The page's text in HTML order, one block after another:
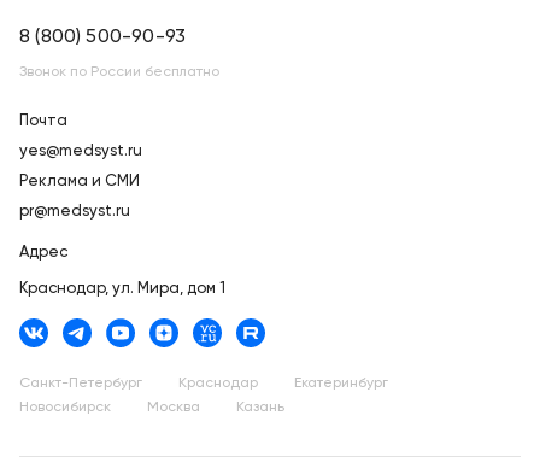
8 (800) 500-90-93
Звонок по России бесплатно
Почта
yes@medsyst.ru
Реклама и СМИ
pr@medsyst.ru
Адрес
Краснодар, ул. Мира, дом 1
Санкт-Петербург Краснодар
Екатеринбург
Новосибирск
Москва Казань